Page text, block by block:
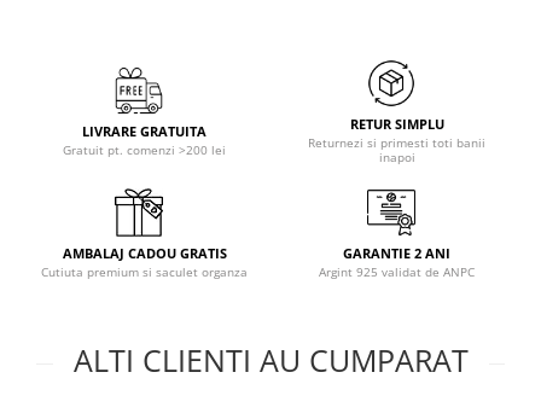
LIVRARE GRATUITA
Gratuit pt. comenzi >200 lei
RETUR SIMPLU
Returnezi si primesti toti banii
inapoi
AMBALAJ CADOU GRATIS
Cutiuta premium si saculet organza
GARANTIE 2 ANI
Argint 925 validat de ANPC
ALTI CLIENTI AU CUMPARAT